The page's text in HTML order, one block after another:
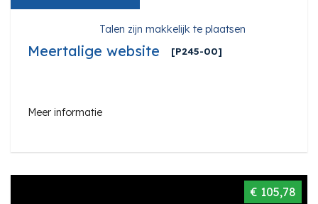
Talen zijn makkelijk te plaatsen
Meertalige website [P245-00]
Meer informatie
€ 105,78